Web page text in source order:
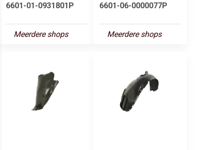
6601-01-0931801P
Meerdere shops
6601-06-0000077P
Meerdere shops